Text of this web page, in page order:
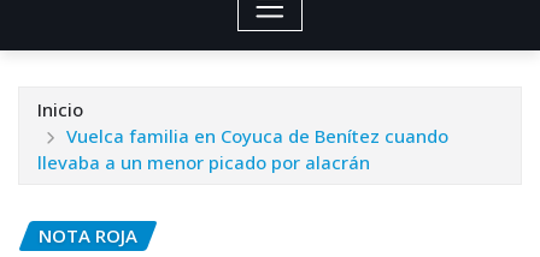
Inicio
Vuelca familia en Coyuca de Benítez cuando
llevaba a un menor picado por alacrán
NOTA ROJA